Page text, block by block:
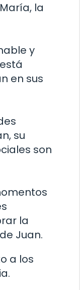
la
y
en sus
su
son
la
Juan.
a los